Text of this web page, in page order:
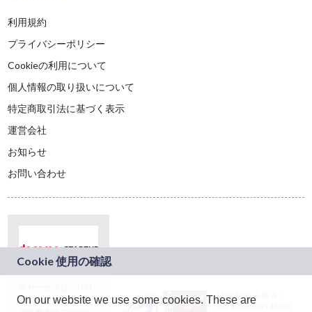
On our website we use some cookies. These are
利用規約
プライバシーポリシー
Cookieの利用について
個人情報の取り扱いについて
特定商取引法に基づく表示
運営会社
お知らせ
お問い合わせ
ドコモグループの新
JASRAC許諾番号：
9024936001Y45037